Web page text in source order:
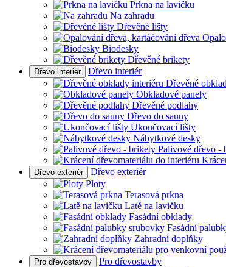
Prkna na lavičku
Na zahradu
Dřevěné lišty
Biodesky
Dřevěné brikety
Dřevo interiér
Dřevo interiér
Dřevěné
Obkladové panely
Dřevěné podlahy
Dřevo do sauny
Ukončovací lišty
Nábytkové desky
Palivové dřevo -
Dřevo exteriér
Dřevo exteriér
Ploty
Terasová prkna
Latě na lavičku
Fasádní obklady
Fasádní
Zahradní doplňky
Pro dřevostavby
Pro dřevostavby